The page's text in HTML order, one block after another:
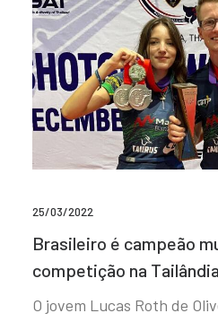
25/03/2022
Brasileiro é campeão
competição na Tailândia
O jovem Lucas Roth de